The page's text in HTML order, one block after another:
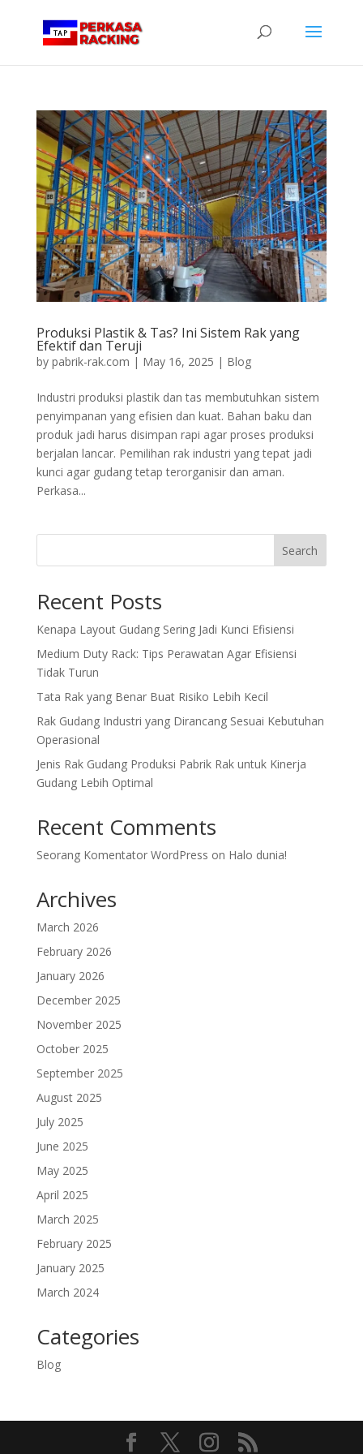
Produksi Plastik & Tas? Ini Sistem Rak yang
Efektif dan Teruji
by pabrik-rak.com | May 16, 2025 | Blog
Industri produksi plastik dan tas membutuhkan sistem
penyimpanan yang efisien dan kuat. Bahan baku dan
produk jadi harus disimpan rapi agar proses produksi
berjalan lancar. Pemilihan rak industri yang tepat jadi
kunci agar gudang tetap terorganisir dan aman.
Perkasa...
Search
Recent Posts
Kenapa Layout Gudang Sering Jadi Kunci Efisiensi
Medium Duty Rack: Tips Perawatan Agar Efisiensi
Tidak Turun
Tata Rak yang Benar Buat Risiko Lebih Kecil
Rak Gudang Industri yang Dirancang Sesuai Kebutuhan
Operasional
Jenis Rak Gudang Produksi Pabrik Rak untuk Kinerja
Gudang Lebih Optimal
Recent Comments
Seorang Komentator WordPress on Halo dunia!
Archives
March 2026
February 2026
January 2026
December 2025
November 2025
October 2025
September 2025
August 2025
July 2025
June 2025
May 2025
April 2025
March 2025
February 2025
January 2025
March 2024
Categories
Blog